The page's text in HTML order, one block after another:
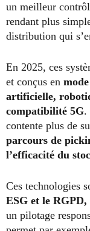
un meilleur
rendant plus
distribution qui
En 2025, ces
et conçus en
artificielle,
compatibilité 5G.
contente plus de
parcours de
l’efficacité du
Ces technologies
ESG et le RGPD,
un pilotage